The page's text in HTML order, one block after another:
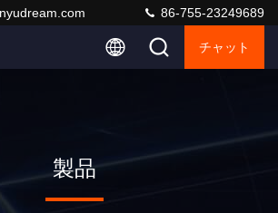
86-755-23249689
チャット
製品